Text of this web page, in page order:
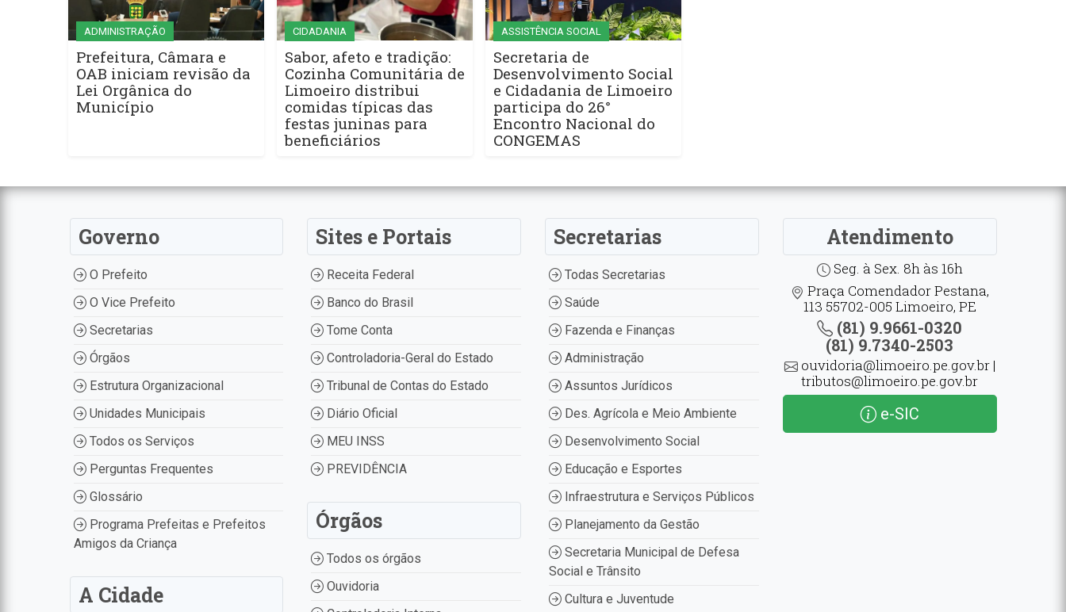
ADMINISTRAÇÃO
Prefeitura, Câmara e
OAB iniciam revisão da
Lei Orgânica do
Município
CIDADANIA
Sabor, afeto e tradição:
Cozinha Comunitária de
Limoeiro distribui
comidas típicas das
festas juninas para
beneficiários
ASSISTÊNCIA SOCIAL
Secretaria de
Desenvolvimento Social
e Cidadania de Limoeiro
participa do 26°
Encontro Nacional do
CONGEMAS
Governo
O Prefeito
O Vice Prefeito
Secretarias
Órgãos
Estrutura Organizacional
Unidades Municipais
Todos os Serviços
Perguntas Frequentes
Glossário
Programa Prefeitas e Prefeitos
Amigos da Criança
A Cidade
Sites e Portais
Receita Federal
Banco do Brasil
Tome Conta
Controladoria-Geral do Estado
Tribunal de Contas do Estado
Diário Oficial
MEU INSS
PREVIDÊNCIA
Órgãos
Todos os órgãos
Ouvidoria
Secretarias
Todas Secretarias
Saúde
Fazenda e Finanças
Administração
Assuntos Jurídicos
Des. Agrícola e Meio Ambiente
Desenvolvimento Social
Educação e Esportes
Infraestrutura e Serviços Públicos
Planejamento da Gestão
Secretaria Municipal de Defesa
Social e Trânsito
Cultura e Juventude
Atendimento
Seg. à Sex. 8h às 16h
Praça Comendador Pestana,
113 55702-005 Limoeiro, PE
(81) 9.9661-0320
(81) 9.7340-2503
ouvidoria@limoeiro.pe.gov.br |
tributos@limoeiro.pe.gov.br
e-SIC